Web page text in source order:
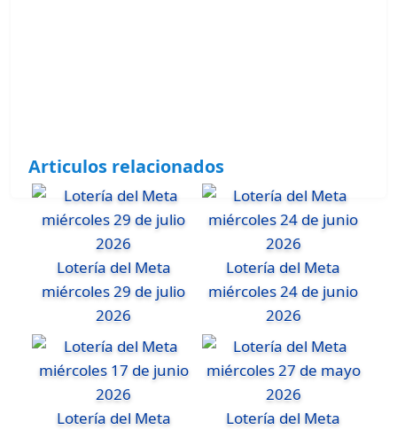
Articulos relacionados
Lotería del Meta
miércoles 29 de julio
2026
Lotería del Meta
miércoles 24 de junio
2026
Lotería del Meta
Lotería del Meta